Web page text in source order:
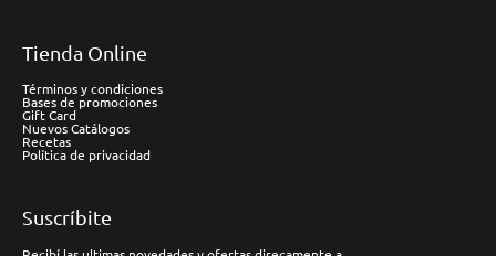
Tienda Online
Términos y condiciones
Bases de promociones
Gift Card
Nuevos Catálogos
Recetas
Política de privacidad
Suscríbite